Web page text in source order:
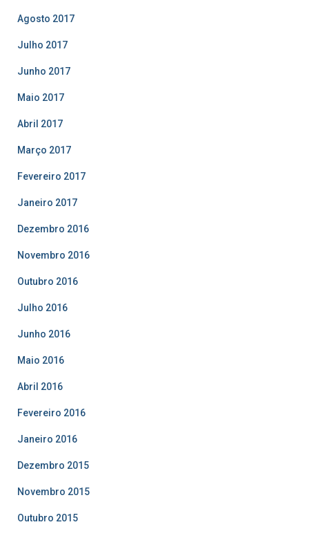
Agosto 2017
Julho 2017
Junho 2017
Maio 2017
Abril 2017
Março 2017
Fevereiro 2017
Janeiro 2017
Dezembro 2016
Novembro 2016
Outubro 2016
Julho 2016
Junho 2016
Maio 2016
Abril 2016
Fevereiro 2016
Janeiro 2016
Dezembro 2015
Novembro 2015
Outubro 2015